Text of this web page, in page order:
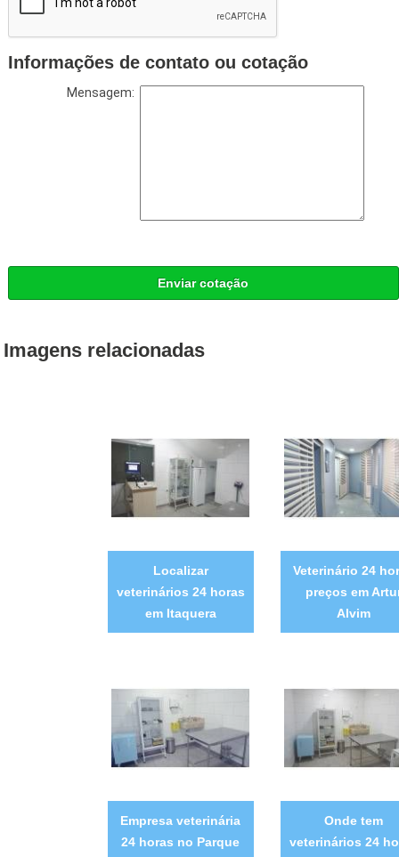
Informações de contato ou cotação
Mensagem:
Enviar cotação
Imagens relacionadas
Localizar
veterinários 24 horas
em Itaquera
Veterinário 24
preços em
Alvim
Empresa veterinária
24 horas no Parque
Onde tem
veterinários 24